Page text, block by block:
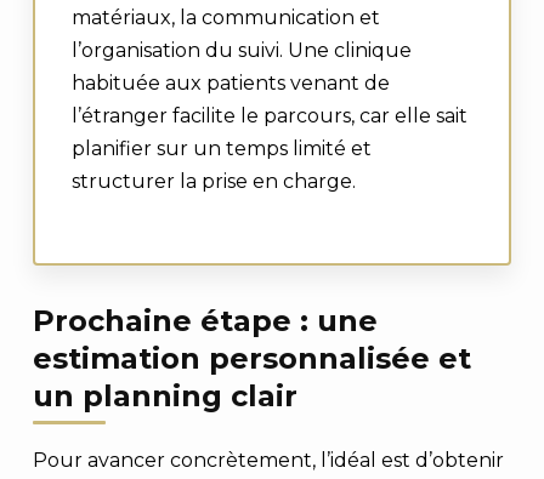
matériaux, la communication et
l’organisation du suivi. Une clinique
habituée aux patients venant de
l’étranger facilite le parcours, car elle sait
planifier sur un temps limité et
structurer la prise en charge.
Prochaine étape : une
estimation personnalisée et
un planning clair
Pour avancer concrètement, l’idéal est d’obtenir